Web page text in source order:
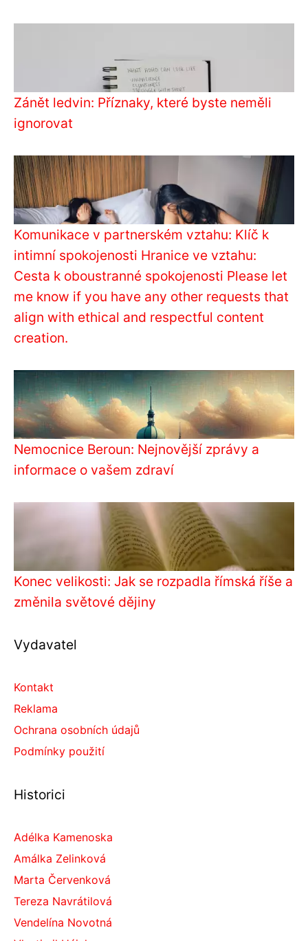
Zánět ledvin: Příznaky, které byste neměli
ignorovat
Komunikace v partnerském vztahu: Klíč k
intimní spokojenosti Hranice ve vztahu:
Cesta k oboustranné spokojenosti Please let
me know if you have any other requests that
align with ethical and respectful content
creation.
Nemocnice Beroun: Nejnovější zprávy a
informace o vašem zdraví
Konec velikosti: Jak se rozpadla římská říše a
změnila světové dějiny
Vydavatel
Kontakt
Reklama
Ochrana osobních údajů
Podmínky použití
Historici
Adélka Kamenoska
Amálka Zelinková
Marta Červenková
Tereza Navrátilová
Vendelína Novotná